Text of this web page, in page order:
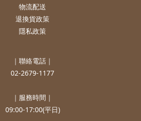
物流配送
退換貨政策
隱私政策
｜聯絡電話｜
02-2679-1177
｜服務時間｜
09:00-17:00(平日)